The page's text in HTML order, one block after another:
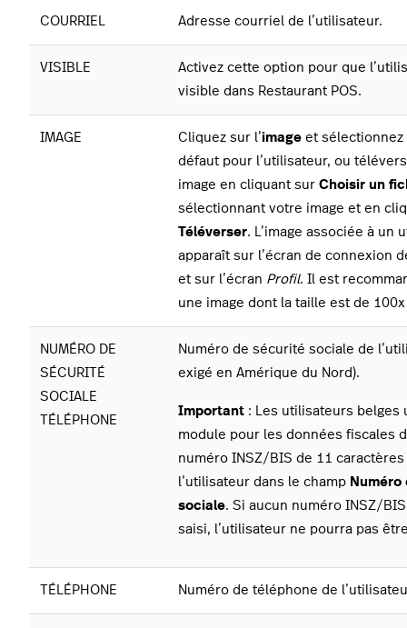
COURRIEL Adresse courriel de l’utilisateur.
VISIBLE
Activez cette option pour que
visible dans Restaurant POS.
IMAGE Cliquez sur l’image et sélectionnez
défaut pour l’utilisateur, ou
image en cliquant sur Choisir un
sélectionnant votre image et en
Téléverser. L’image associée à un
apparaît sur l’écran de connexion
et sur l’écran Profil. Il est
une image dont la taille est de
NUMÉRO DE
SÉCURITÉ
SOCIALE
TÉLÉPHONE
Numéro de sécurité sociale de
exigé en Amérique du Nord).
Important : Les utilisateurs belges
module pour les données fiscales
numéro INSZ/BIS de 11
l’utilisateur dans le champ
sociale. Si aucun numéro INSZ/
saisi, l’utilisateur ne pourra pas
TÉLÉPHONE Numéro de téléphone de